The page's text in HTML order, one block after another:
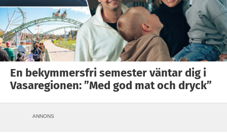
En bekymmersfri semester väntar dig i
Vasaregionen: ”Med god mat och dryck”
ANNONS